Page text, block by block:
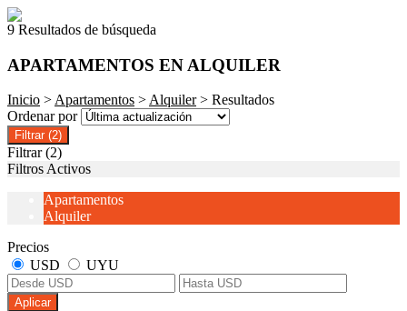
9 Resultados de búsqueda
APARTAMENTOS EN ALQUILER
Inicio >Apartamentos >Alquiler> Resultados
Ordenar por
Filtrar (2)
Filtrar (2)
Filtros Activos
Apartamentos
Alquiler
Precios
USD
UYU
Aplicar